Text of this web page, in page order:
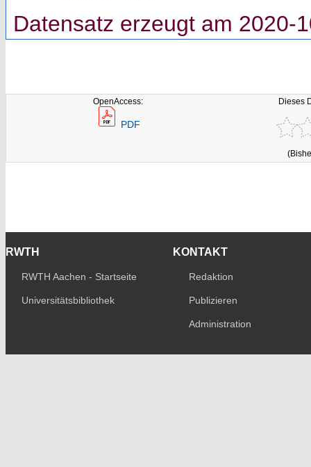
Datensatz erzeugt am 2020-
OpenAccess:
PDF
Dieses
RWTH
RWTH Aachen - Startseite
Universitätsbibliothek
KONTAKT
Redaktion
Publizieren
Administration